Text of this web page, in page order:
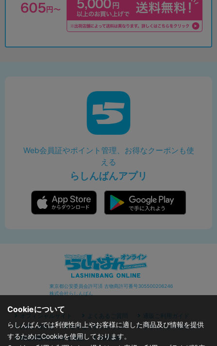
Web会員証やポイント管理、お得なクーポンも使
える
らしんばんアプリ
東京都公安委員会許可済 古物商許可番号305500206246
株式会社らしんばん
オフィシャルサイト よくあるご質問
通販ご利用ガイド
お問い合わせ
セキュリティポリシー
プライバシーポリシー
特定商取引に関する表記
利用規約
Cookieについて
らしんばんでは利便性向上やお客様に適した商品及び情報を提供
するためにCookieを使用しております。